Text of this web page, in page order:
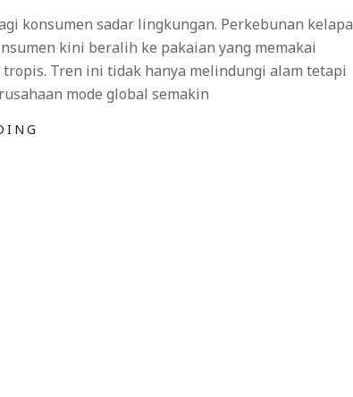
konsumen sadar lingkungan. Perkebunan kelapa
kini beralih ke pakaian yang memakai
Tren ini tidak hanya melindungi alam tetapi
mode global semakin